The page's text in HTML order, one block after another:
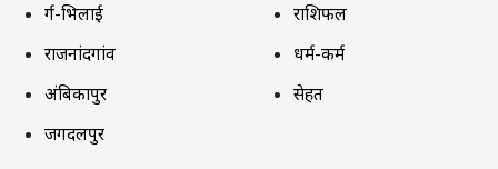
दुर्ग-भिलाई
राजनांदगांव
अंबिकापुर
जगदलपुर
राशिफल
धर्म-कर्म
सेहत